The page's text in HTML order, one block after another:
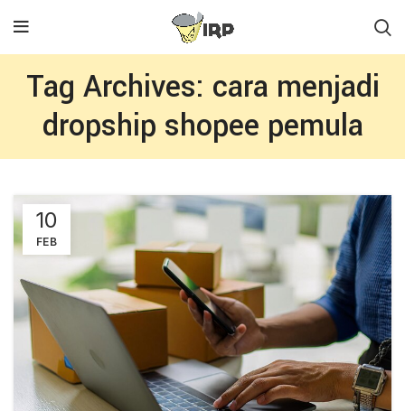
Tag Archives: cara menjadi
dropship shopee pemula
10
FEB